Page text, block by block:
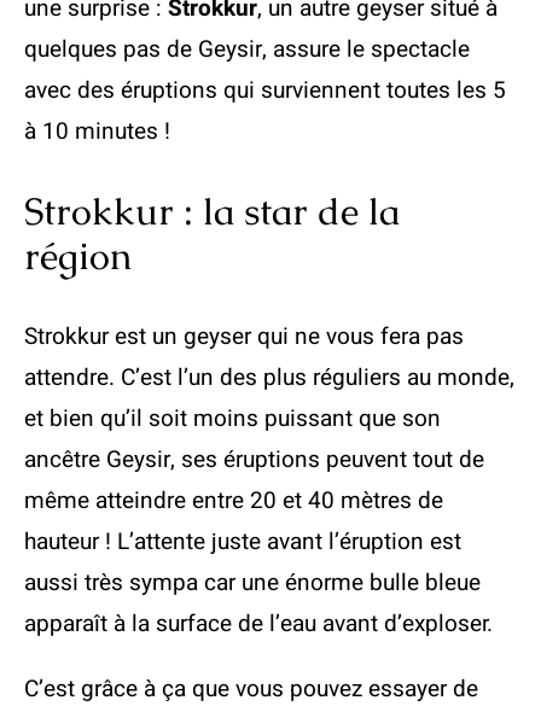
une surprise :Strokkur, un autre geyser situé à
quelques pas de Geysir, assure le spectacle
avec des éruptions qui surviennent toutes les 5
à 10 minutes !
Strokkur : la star de la
région
Strokkur est un geyser qui ne vous fera pas
attendre. C’est l’un des plus réguliers au monde,
et bien qu’il soit moins puissant que son
ancêtre Geysir, ses éruptions peuvent tout de
même atteindre entre 20 et 40 mètres de
hauteur ! L’attente juste avant l’éruption est
aussi très sympa car une énorme bulle bleue
apparaît à la surface de l’eau avant d’exploser.
C’est grâce à ça que vous pouvez essayer de